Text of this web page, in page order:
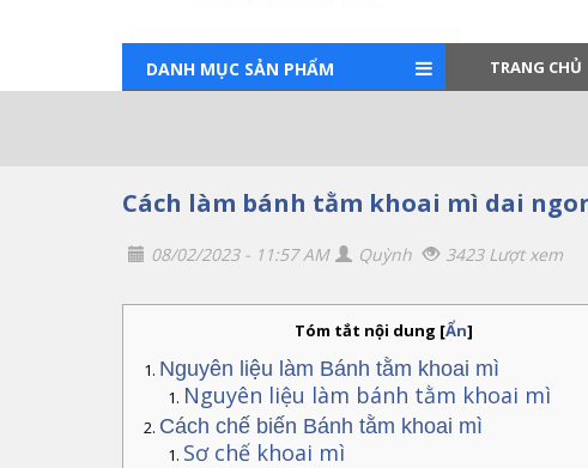
DANH MỤC SẢN PHẨM TRANG CHỦ
Cách làm bánh tằm khoai mì dai
08/02/2023 - 11:57 AM Quỳnh 3423 Lượt xem
Tóm tắt nội dung [Ẩn]
Nguyên liệu làm Bánh tằm khoai mì
Nguyên liệu làm bánh tằm khoai mì
Cách chế biến Bánh tằm khoai mì
Sơ chế khoai mì